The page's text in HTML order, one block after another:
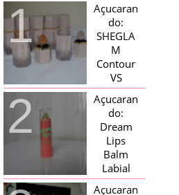
Açucaran
do:
SHEGLA
M
Contour
VS
Bronzer!
HELLO AÇUCARADAS, E NESTE
MÊS CHEGOU AQUI EM CASA UMA
CAIXA RECHEADA DE SHEGLAM,
TINHA BLUSH, ILUMINADORES E
TODOS OS BRONZER E
CONTORNOS ...
Açucaran
do:
Dream
Lips
Balm
Labial
Magico
Açucaran